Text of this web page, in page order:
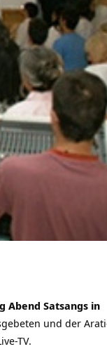
Abend Satsangs in
und der
TV.